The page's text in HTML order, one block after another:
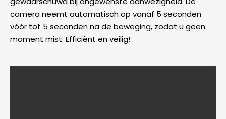
camera neemt automatisch op vanaf 5 seconden
vóór tot 5 seconden na de beweging, zodat u geen
moment mist. Efficiënt en veilig!